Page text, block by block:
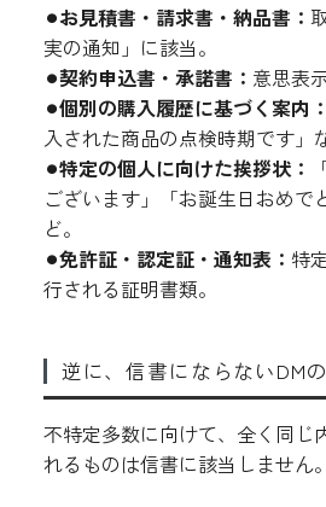
⚫︎お見積書・請求書・納品書：
実の通知」に該当。
⚫︎契約申込書・承諾書： 意思表
⚫︎個別の購入履歴に基づく案内：
入された商品の点検時期です」
⚫︎特定の個人に向けた挨拶状：
ございます」「お誕生日おめで
ど。
⚫︎免許証・認定証・通知表： 特
行される証明書類。
逆に、信書にならないDMの
不特定多数に向けて、全く同じ
れるものは信書に該当しません。